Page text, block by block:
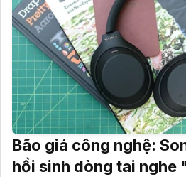
Bão giá công nghệ:
hồi sinh dòng tai nghe